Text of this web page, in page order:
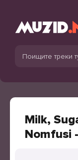
Milk,
Nomfusi -